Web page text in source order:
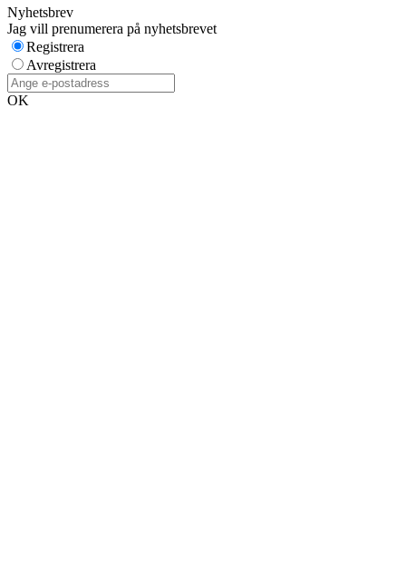
Nyhetsbrev
Jag vill prenumerera på nyhetsbrevet
Registrera
Avregistrera
OK